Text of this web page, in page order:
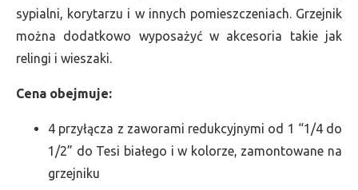
sypialni, korytarzu i w innych pomieszczeniach. Grzejnik
można dodatkowo wyposażyć w akcesoria takie jak
relingi i wieszaki.
Cena obejmuje:
4 przyłącza z zaworami redukcyjnymi od 1 “1/4 do
1/2” do Tesi białego i w kolorze, zamontowane na
grzejniku